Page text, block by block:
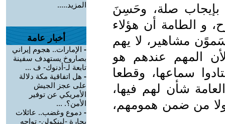
بإيجاب صلة، وحَسِنَ
و الطامة أن هؤلاء
مشاهير، لا يهم
المهم عندهم هو
سماعها، وقطعا
شأن لهم فيها،
من ضمن همومهم،
المزيد.....
أخبار عامة
- الإمارات.. هجوم إيراني
بصاروخ يستهدف سفينة
تابعة لـ-أدنوك- ف ...
- هل اتفاقية مكة دلالة
على عجز الجيش
الأمريكي عن توفير
الأمن؟. ...
- دموع وغضب.. عائلات
بحارة -لينكولن- تواجه